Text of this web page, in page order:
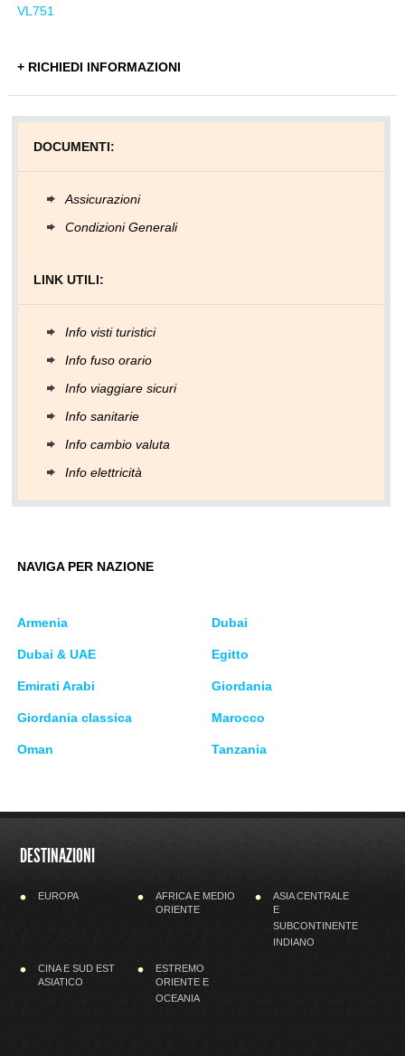
VL751
+ RICHIEDI INFORMAZIONI
DOCUMENTI:
Assicurazioni
Condizioni Generali
LINK UTILI:
Info visti turistici
Info fuso orario
Info viaggiare sicuri
Info sanitarie
Info cambio valuta
Info elettricità
NAVIGA PER NAZIONE
Armenia Dubai
Dubai & UAE Egitto
Emirati Arabi Giordania
Giordania classica Marocco
Oman Tanzania
DESTINAZIONI
EUROPA AFRICA E MEDIO
ORIENTE
ASIA CENTRALE
E
SUBCONTINENTE
INDIANO
CINA E SUD EST
ASIATICO
ESTREMO
ORIENTE E
OCEANIA